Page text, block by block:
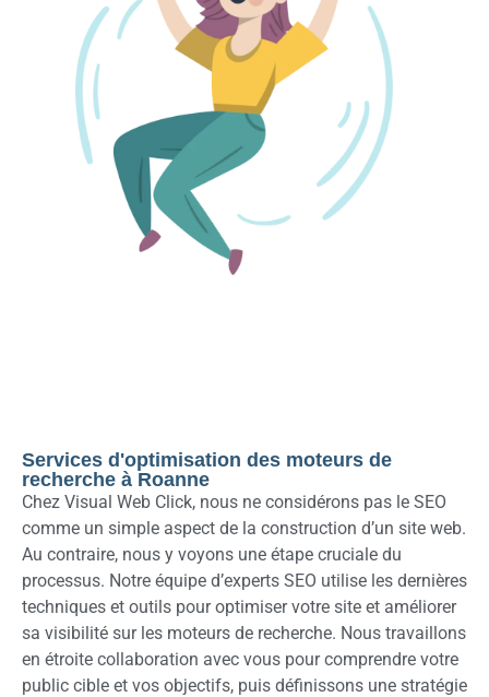
Services d'optimisation des moteurs de
recherche à Roanne
Chez Visual Web Click, nous ne considérons pas le SEO
comme un simple aspect de la construction d’un site web.
Au contraire, nous y voyons une étape cruciale du
processus. Notre équipe d’experts SEO utilise les dernières
techniques et outils pour optimiser votre site et améliorer
sa visibilité sur les moteurs de recherche. Nous travaillons
en étroite collaboration avec vous pour comprendre votre
public cible et vos objectifs, puis définissons une stratégie